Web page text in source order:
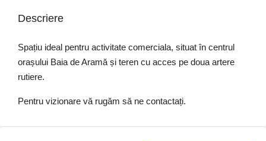
Descriere
Spațiu ideal pentru activitate comerciala, situat în centrul
orașului Baia de Aramă și teren cu acces pe doua artere
rutiere.
Pentru vizionare vă rugăm să ne contactați.